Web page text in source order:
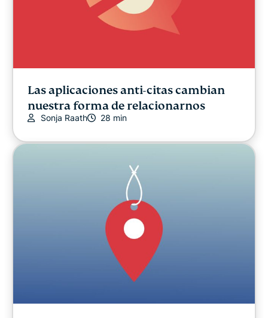
Las aplicaciones anti-citas cambian
nuestra forma de relacionarnos
Sonja Raath 28 min